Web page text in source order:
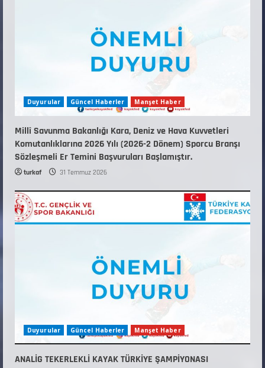
Duyurular Güncel Haberler Manşet Haber
Millî Savunma Bakanlığı Kara, Deniz ve Hava Kuvvetleri
Komutanlıklarına 2026 Yılı (2026-2 Dönem) Sporcu Branşı
Sözleşmeli Er Temini Başvuruları Başlamıştır.
turkaf 31 Temmuz 2026
Duyurular Güncel Haberler Manşet Haber
ANALİG TEKERLEKLİ KAYAK TÜRKİYE ŞAMPİYONASI